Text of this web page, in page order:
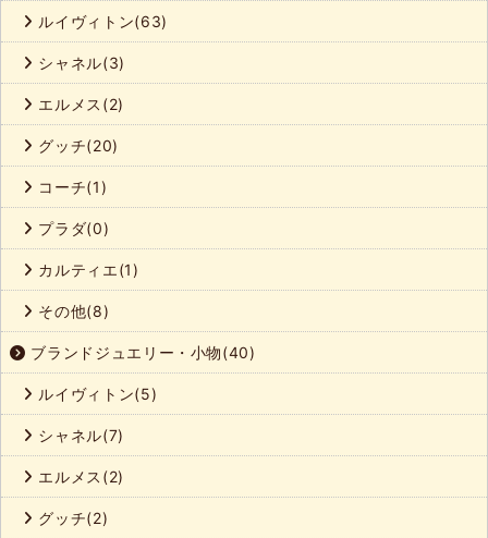
ルイヴィトン(63)
シャネル(3)
エルメス(2)
グッチ(20)
コーチ(1)
プラダ(0)
カルティエ(1)
その他(8)
ブランドジュエリー・小物(40)
ルイヴィトン(5)
シャネル(7)
エルメス(2)
グッチ(2)